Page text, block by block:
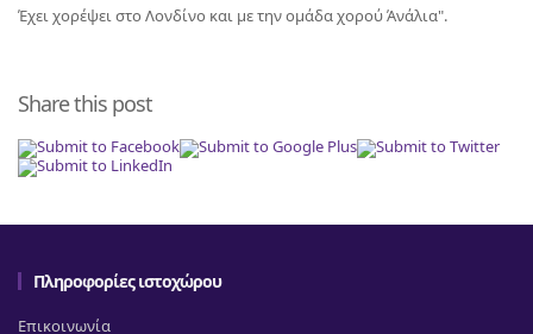
Έχει χορέψει στο Λονδίνο και με την ομάδα χορού Άνάλια".
Share this post
Πληροφορίες ιστοχώρου
Επικοινωνία